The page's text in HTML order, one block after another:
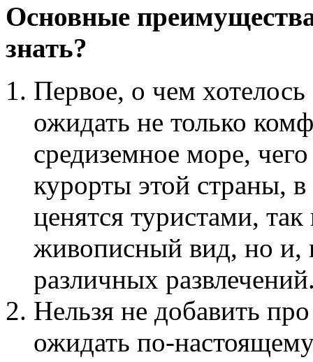
Основные
знать?
Первое, о чем хотелось
ожидать не только
средиземное море,
курорты этой страны,
ценятся туристами,
живописный вид, но и,
различных
Нельзя не добавить
ожидать по-